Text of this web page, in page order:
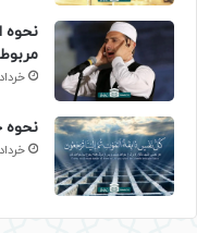
نحوه
خرداد 17, 1401
نحوه
خرداد 9, 1401